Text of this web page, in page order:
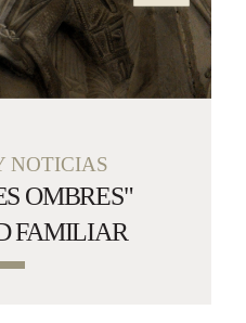
y
NOTICIAS
OMBRES"
FAMILIAR